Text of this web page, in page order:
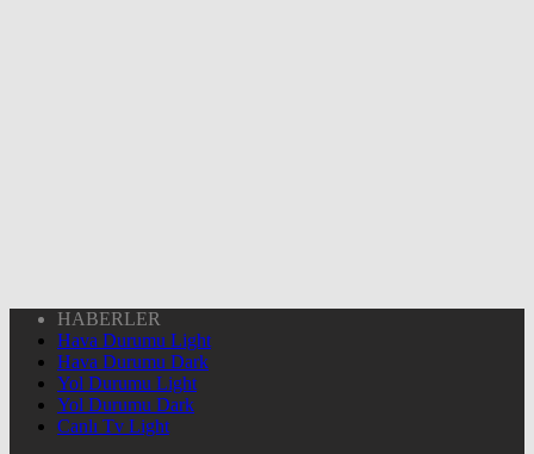
HABERLER
Hava Durumu Light
Hava Durumu Dark
Yol Durumu Light
Yol Durumu Dark
Canlı Tv Light